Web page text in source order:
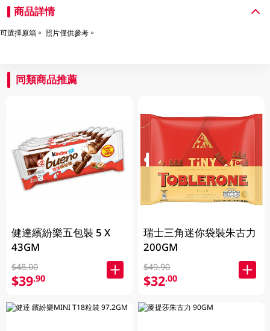
商品詳情
可選擇原箱。 照片僅供參考。
同類商品推薦
健達繽紛樂五包裝 5 X
43GM
$48.00
$39.90
瑞士三角迷你袋裝朱古力
200GM
$49.90
$32.00